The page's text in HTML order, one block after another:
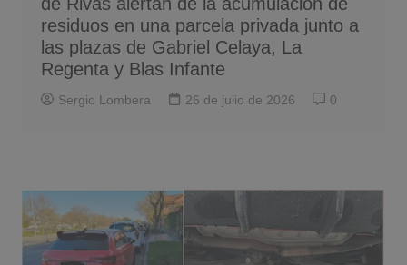
residuos en una parcela privada junto a
las plazas de Gabriel Celaya, La
Regenta y Blas Infante
Sergio Lombera 26 de julio de 2026 0